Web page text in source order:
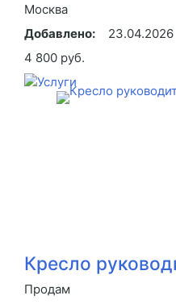
Москва
Добавлено:
23.04.2026
4 800 руб.
Кресло
Продам